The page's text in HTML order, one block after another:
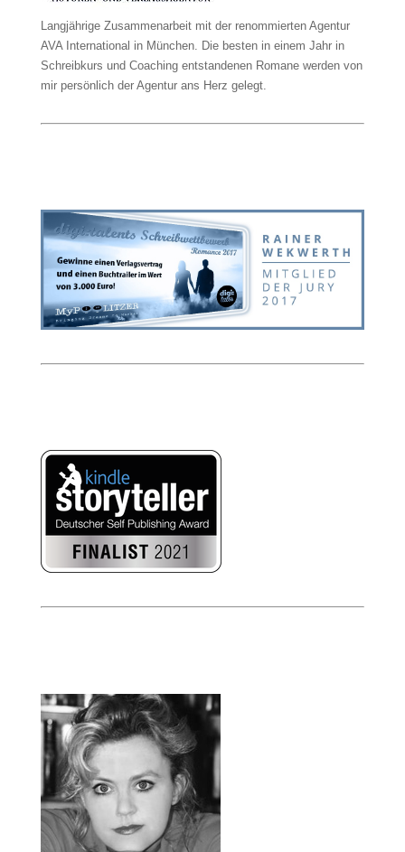
Langjährige Zusammenarbeit mit der renommierten Agentur
AVA International in München. Die besten in einem Jahr in
Schreibkurs und Coaching entstandenen Romane werden von
mir persönlich der Agentur ans Herz gelegt.